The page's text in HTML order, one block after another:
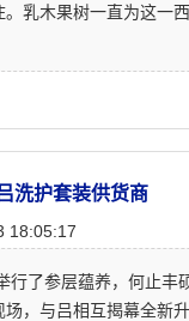
乳木果树一直为这一
洗护套装供货商
18:05:17
了参层蕴养，何止丰
场，与吕相互揭幕全新